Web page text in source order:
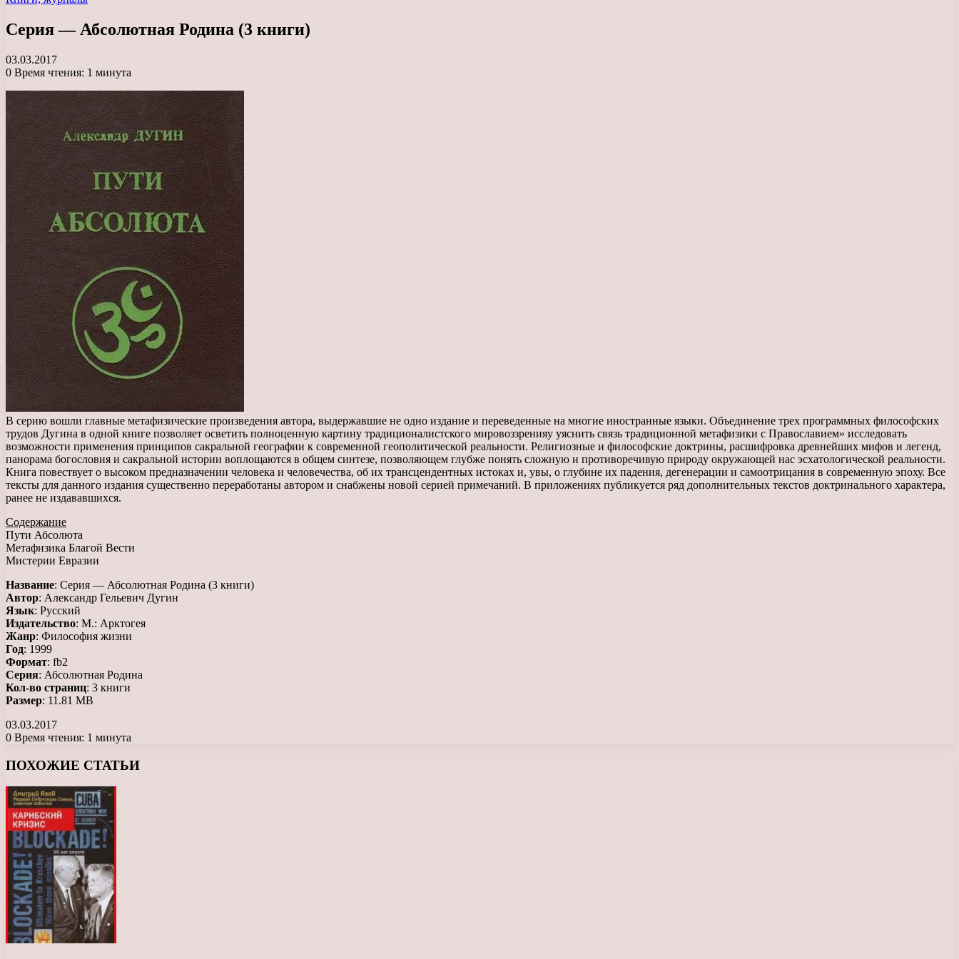
Серия — Абсолютная Родина (3 книги)
03.03.2017
0 Время чтения: 1 минута
В серию вошли главные метафизические произведения автора, выдержавшие не одно издание и переведенные на многие иностранные языки. Объединение трех программных философских
трудов Дугина в одной книге позволяет осветить полноценную картину традиционалистского мировоззренияу уяснить связь традиционной метафизики с Православием» исследовать
возможности применения принципов сакральной географии к современной геополитической реальности. Религиозные и философские доктрины, расшифровка древнейших мифов и легенд,
панорама богословия и сакральной истории воплощаются в общем синтезе, позволяющем глубже понять сложную и противоречивую природу окружающей нас эсхатологической реальности.
Книга повествует о высоком предназначении человека и человечества, об их трансцендентных истоках и, увы, о глубине их падения, дегенерации и самоотрицания в современную эпоху. Все
тексты для данного издания существенно переработаны автором и снабжены новой серией примечаний. В приложениях публикуется ряд дополнительных текстов доктринального характера,
ранее не издававшихся.
Содержание
Пути Абсолюта
Метафизика Благой Вести
Мистерии Евразии
Название: Серия — Абсолютная Родина (3 книги)
Автор: Александр Гельевич Дугин
Язык: Русский
Издательство: М.: Арктогея
Жанр: Философия жизни
Год: 1999
Формат: fb2
Серия: Абсолютная Родина
Кол-во страниц: 3 книги
Размер: 11.81 MB
03.03.2017
0 Время чтения: 1 минута
ПОХОЖИЕ СТАТЬИ